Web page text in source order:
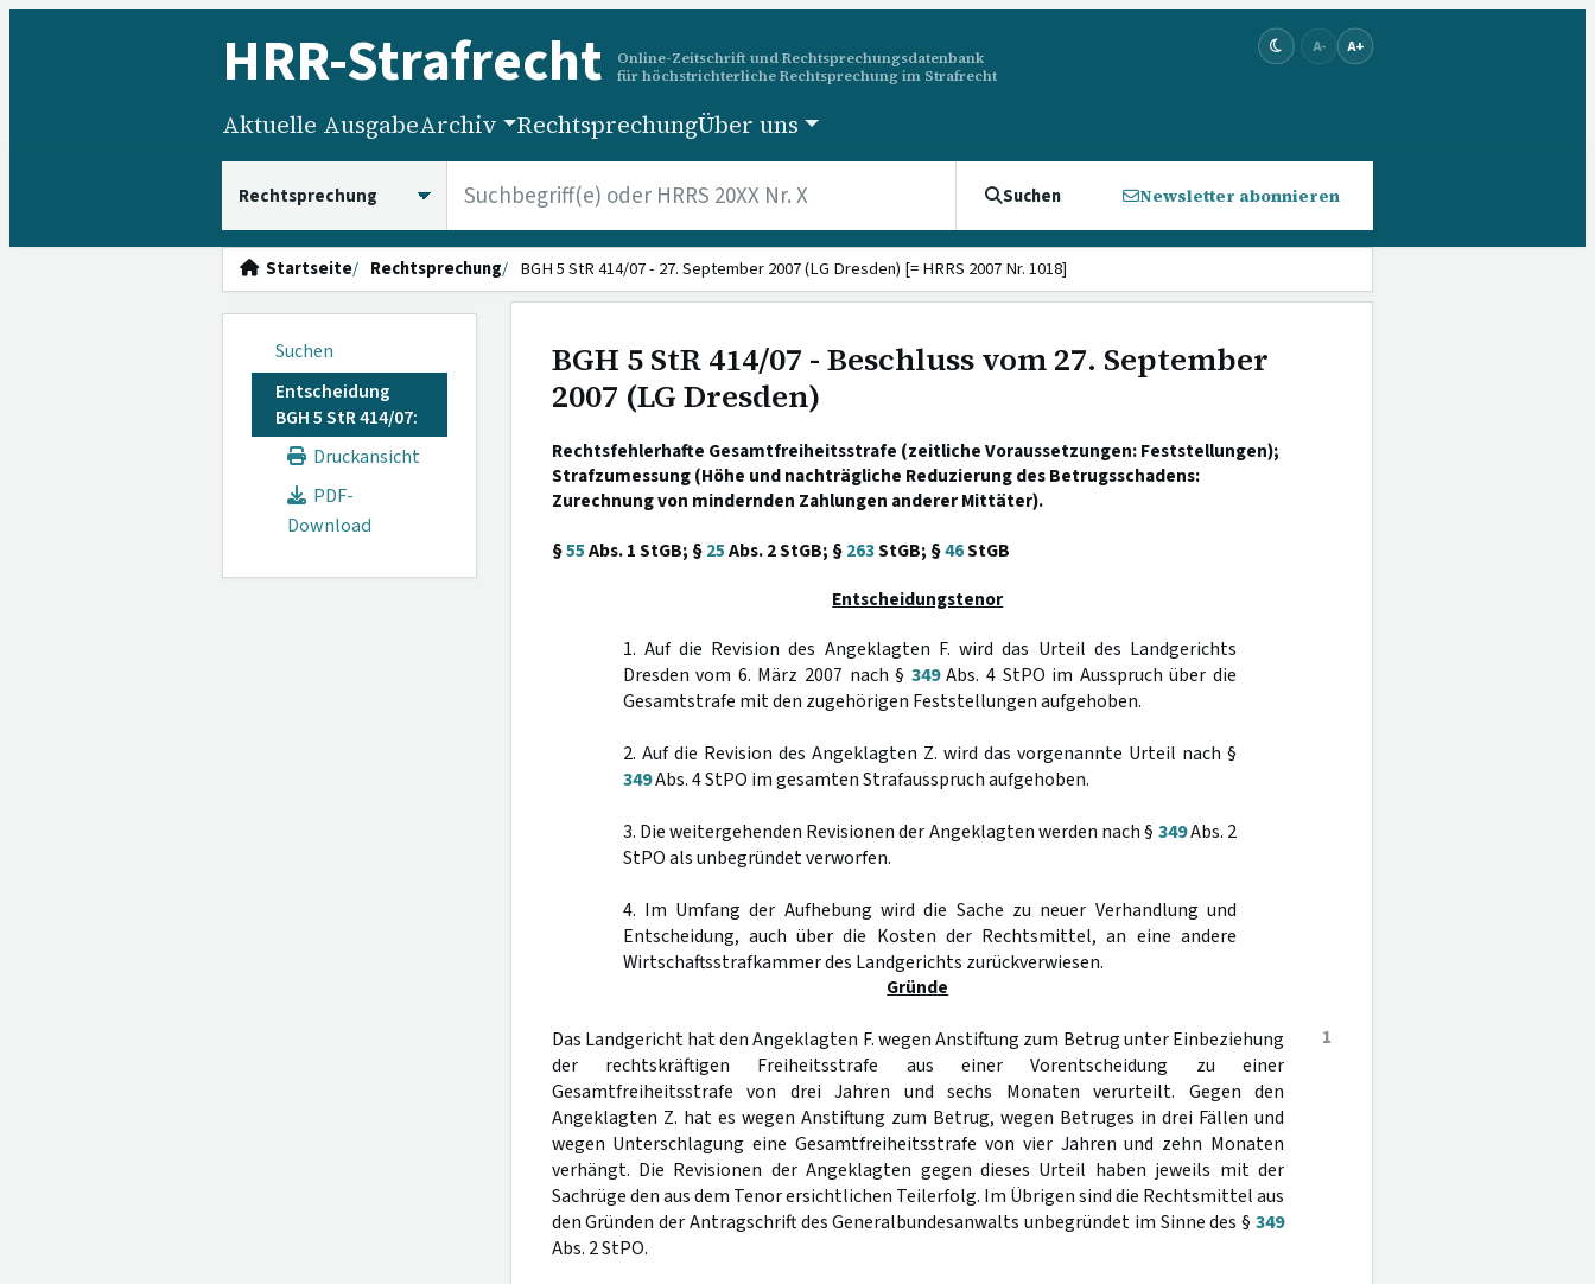
HRR-Strafrecht
Online-Zeitschrift und Rechtsprechungsdatenbank
für höchstrichterliche Rechtsprechung im Strafrecht
A- A+
Aktuelle AusgabeArchiv RechtsprechungÜber uns
Suchen Newsletter abonnieren
Startseite Rechtsprechung BGH 5 StR 414/07 - 27. September 2007 (LG Dresden) [= HRRS 2007 Nr. 1018]
Suchen
Entscheidung
BGH 5 StR 414/07:
Druckansicht
PDF-
Download
BGH 5 StR 414/07 - Beschluss vom 27. September
2007 (LG Dresden)
Rechtsfehlerhafte Gesamtfreiheitsstrafe (zeitliche Voraussetzungen: Feststellungen);
Strafzumessung (Höhe und nachträgliche Reduzierung des Betrugsschadens:
Zurechnung von mindernden Zahlungen anderer Mittäter).
§55Abs. 1 StGB; §25Abs. 2 StGB; §263StGB; §46StGB
Entscheidungstenor
1. Auf die Revision des Angeklagten F. wird das Urteil des Landgerichts
Dresden vom 6. März 2007 nach § 349Abs. 4 StPO im Ausspruch über die
Gesamtstrafe mit den zugehörigen Feststellungen aufgehoben.
2. Auf die Revision des Angeklagten Z. wird das vorgenannte Urteil nach §
349Abs. 4 StPO im gesamten Strafausspruch aufgehoben.
3. Die weitergehenden Revisionen der Angeklagten werden nach § 349Abs. 2
StPO als unbegründet verworfen.
4. Im Umfang der Aufhebung wird die Sache zu neuer Verhandlung und
Entscheidung, auch über die Kosten der Rechtsmittel, an eine andere
Wirtschaftsstrafkammer des Landgerichts zurückverwiesen.
Gründe
1
Das Landgericht hat den Angeklagten F. wegen Anstiftung zum Betrug unter Einbeziehung
der rechtskräftigen Freiheitsstrafe aus einer Vorentscheidung zu einer
Gesamtfreiheitsstrafe von drei Jahren und sechs Monaten verurteilt. Gegen den
Angeklagten Z. hat es wegen Anstiftung zum Betrug, wegen Betruges in drei Fällen und
wegen Unterschlagung eine Gesamtfreiheitsstrafe von vier Jahren und zehn Monaten
verhängt. Die Revisionen der Angeklagten gegen dieses Urteil haben jeweils mit der
Sachrüge den aus dem Tenor ersichtlichen Teilerfolg. Im Übrigen sind die Rechtsmittel aus
den Gründen der Antragschrift des Generalbundesanwalts unbegründet im Sinne des § 349
Abs. 2 StPO.